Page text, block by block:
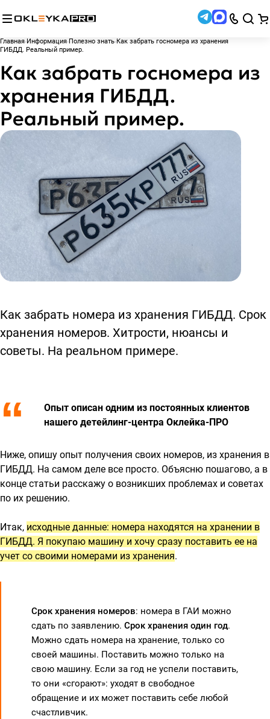
Главная Информация Полезно знать Как забрать госномера из хранения
ГИБДД. Реальный пример.
Как забрать госномера из
хранения ГИБДД.
Реальный пример.
Как забрать номера из хранения ГИБДД. Срок
хранения номеров. Хитрости, нюансы и
советы. На реальном примере.
Опыт описан одним из постоянных клиентов
нашего детейлинг-центра Оклейка-ПРО
Ниже, опишу опыт получения своих номеров, из хранения в
ГИБДД. На самом деле все просто. Объясню пошагово, а в
конце статьи расскажу о возникших проблемах и советах
по их решению.
Итак, исходные данные: номера находятся на хранении в
ГИБДД. Я покупаю машину и хочу сразу поставить ее на
учет со своими номерами из хранения.
Срок хранения номеров: номера в ГАИ можно
сдать по заявлению. Срок хранения один год.
Можно сдать номера на хранение, только со
своей машины. Поставить можно только на
свою машину. Если за год не успели поставить,
то они «сгорают»: уходят в свободное
обращение и их может поставить себе любой
счастливчик.